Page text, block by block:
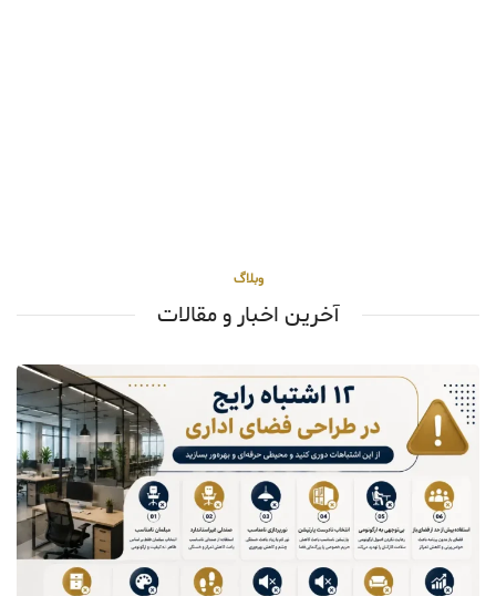
وبلاگ
آخرین اخبار و مقالات